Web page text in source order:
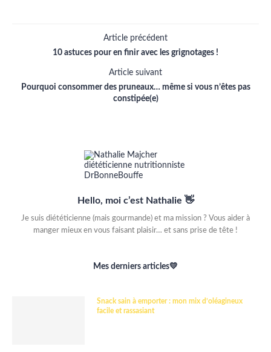
Article précédent
10 astuces pour en finir avec les grignotages !
Article suivant
Pourquoi consommer des pruneaux… même si vous n’êtes pas
constipée(e)
Hello, moi c’est Nathalie 👋
Je suis diététicienne (mais gourmande) et ma mission ? Vous aider à
manger mieux en vous faisant plaisir… et sans prise de tête !
Mes derniers articles💛
Snack sain à emporter : mon mix d’oléagineux
facile et rassasiant